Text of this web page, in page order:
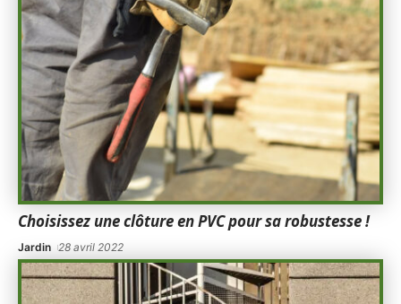
Choisissez une clôture en PVC pour sa robustesse !
Jardin 28 avril 2022